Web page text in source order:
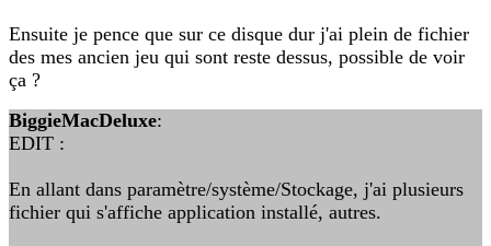
Ensuite je pence que sur ce disque dur j'ai plein de fichier
des mes ancien jeu qui sont reste dessus, possible de voir
ça ?
BiggieMacDeluxe:
EDIT :
En allant dans paramètre/système/Stockage, j'ai plusieurs
fichier qui s'affiche application installé, autres.